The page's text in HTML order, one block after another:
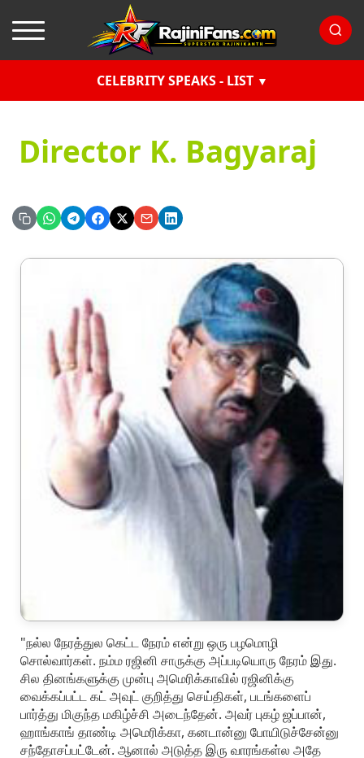
CELEBRITY SPEAKS - LIST
Director K. Bagyaraj
"நல்ல நேரத்துல கெட்ட நேரம் என்று ஒரு பழமொழி
சொல்வார்கள். நம்ம ரஜினி சாருக்கு அப்படியொரு நேரம் இது.
சில தினங்களுக்கு முன்பு அமெரிக்காவில் ரஜினிக்கு
வைக்கப்பட்ட கட் அவுட் குறித்து செய்திகள், படங்களைப்
பார்த்து மிகுந்த மகிழ்ச்சி அடைந்தேன். அவர் புகழ் ஜப்பான்,
ஹாங்காங் தாண்டி அமெரிக்கா, கனடான்னு போயிடுச்சேன்னு
சந்தோசப்பட்டேன். ஆனால் அடுத்த இரு வாரங்கள்ல அதே